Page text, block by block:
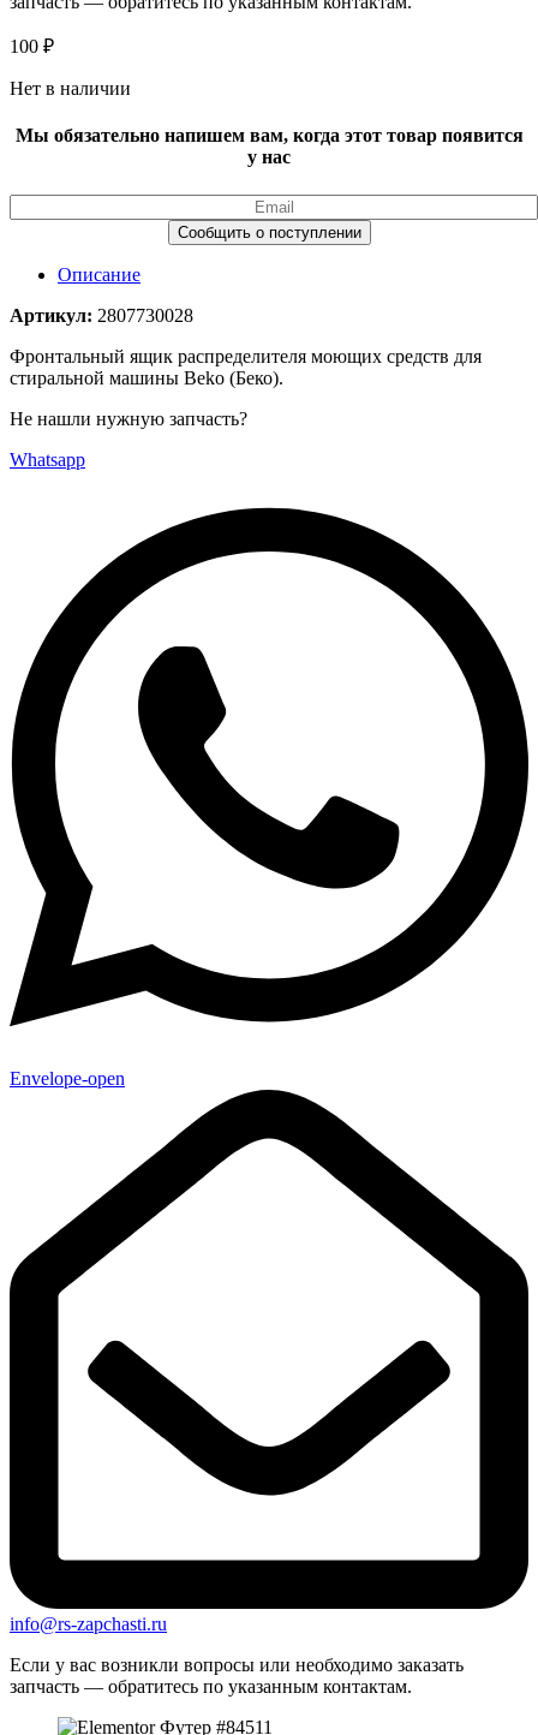
100 ₽
Нет в наличии
Мы обязательно напишем вам, когда этот товар появится
у нас
Описание
Артикул: 2807730028
Фронтальный ящик распределителя моющих средств для
стиральной машины Beko (Беко).
Не нашли нужную запчасть?
Whatsapp
Envelope-open
info@rs-zapchasti.ru
Если у вас возникли вопросы или необходимо заказать
запчасть — обратитесь по указанным контактам.